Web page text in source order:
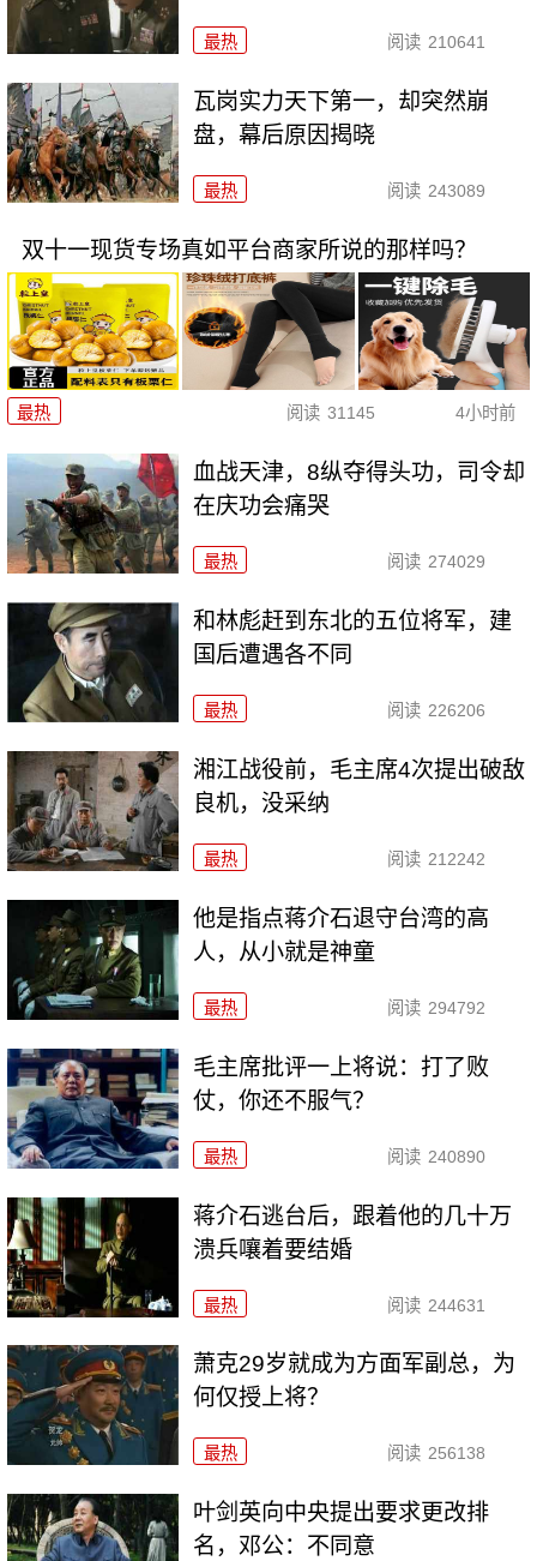
最热 阅读 210641
瓦岗实力天下第一，却突然崩
盘，幕后原因揭晓
最热 阅读 243089
双十一现货专场真如平台商家所说的那样吗？
最热 阅读 31145 4小时前
血战天津，8纵夺得头功，司令却
在庆功会痛哭
最热 阅读 274029
和林彪赶到东北的五位将军，建
国后遭遇各不同
最热 阅读 226206
湘江战役前，毛主席4次提出破敌
良机，没采纳
最热 阅读 212242
他是指点蒋介石退守台湾的高
人，从小就是神童
最热 阅读 294792
毛主席批评一上将说：打了败
仗，你还不服气？
最热 阅读 240890
蒋介石逃台后，跟着他的几十万
溃兵嚷着要结婚
最热 阅读 244631
萧克29岁就成为方面军副总，为
何仅授上将？
最热 阅读 256138
叶剑英向中央提出要求更改排
名，邓公：不同意